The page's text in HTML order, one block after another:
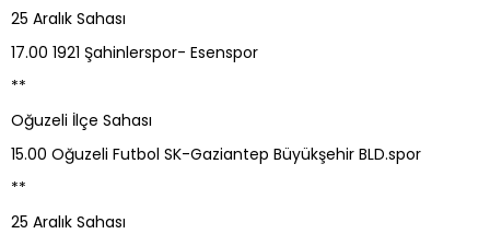
25 Aralık Sahası
17.00 1921 Şahinlerspor- Esenspor
**
Oğuzeli İlçe Sahası
15.00 Oğuzeli Futbol SK-Gaziantep Büyükşehir BLD.spor
**
25 Aralık Sahası